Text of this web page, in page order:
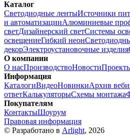
Каталог
Светодиодные лентыИсточники
и автоматизацииАлюминиевые
светДизайнерский светСистемы
освещениеГибкий неон
декорЭлектроустановочные изделия
О компании
О насПроизводствоНовости
Информация
КаталогиВидеоНовинкиАрхив
ответКалькуляторыСхемы монтажа
Покупателям
КонтактыШоурум
Правовая информация
© Разработано в Arlight, 2026